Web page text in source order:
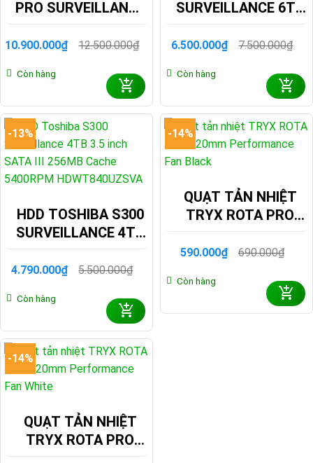
PRO SURVEILLANCE
8TB 3.5 INCH SATA
III 512MB CACHE
MD10ADA800V
12.500.000₫
Giá
12.500.000₫.
10.900.000₫
Giá
10.900.000₫.
Còn hàng
SURVEILLANCE 6TB
3.5 INCH SATA III
256MB CACHE
HDWT860UZSVA
7.500.000₫
Giá
7.500.000₫.
6.500.000₫
Giá
6.500.000₫.
Còn hàng
-13%
HDD TOSHIBA S300
SURVEILLANCE 4TB
3.5 INCH SATA III
256MB CACHE
HDWT840UZSVA
5.500.000₫
Giá
5.500.000₫.
4.790.000₫
Giá
4.790.000₫.
Còn hàng
-14%
QUẠT TẢN NHIỆT
TRYX ROTA PRO
120MM
PERFORMANCE FAN
690.000₫
Giá
690.000₫.
590.000₫
Giá
590.000₫.
Còn hàng
-14%
QUẠT TẢN NHIỆT
TRYX ROTA PRO
120MM